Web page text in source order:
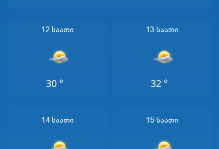
12 Საათი
30 °
13 Საათი
32 °
14 Საათი 15 Საათი